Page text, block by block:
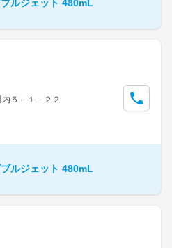
ルジェット 480mL
５－１－２２
ルジェット 480mL